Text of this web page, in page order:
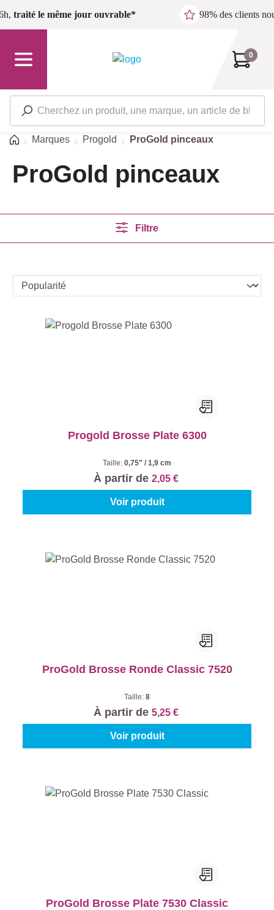
Passer au contenu principal
traité le même jour ouvrable* 98% des clients
0
Accueil
Marques Progold ProGold pinceaux
ProGold pinceaux
Filtre
Progold Brosse Plate 6300
Taille: 0,75" / 1,9 cm
À partir de 2,05 €
Voir produit
ProGold Brosse Ronde Classic 7520
Taille: 8
À partir de 5,25 €
Voir produit
ProGold Brosse Plate 7530 Classic